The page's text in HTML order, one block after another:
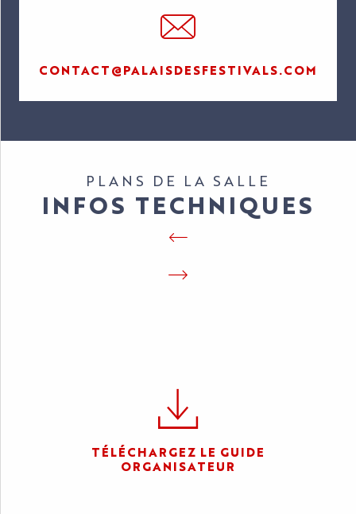
CONTACT@PALAISDESFESTIVALS.COM
PLANS DE LA SALLE
INFOS TECHNIQUES
TÉLÉCHARGEZ LE GUIDE
ORGANISATEUR